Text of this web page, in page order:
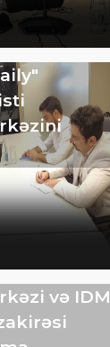
və IDM